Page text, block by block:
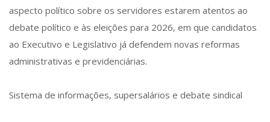
aspecto político sobre os servidores estarem atentos ao
debate político e às eleições para 2026, em que candidatos
ao Executivo e Legislativo já defendem novas reformas
administrativas e previdenciárias.
Sistema de informações, supersalários e debate sindical